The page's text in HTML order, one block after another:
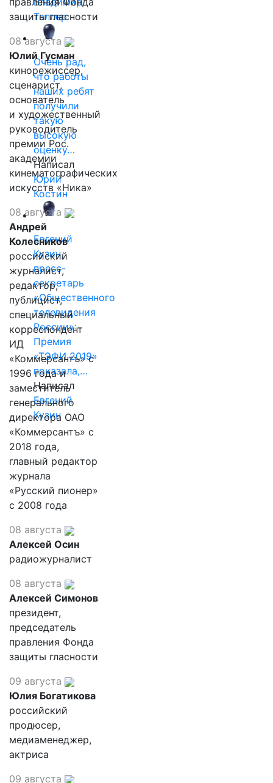
Таллер
Очень рад,
что работы
наших ребят
получили
такую
высокую
оценку…
Написал
Юрий
Костин
Евгений
Кузин,
пресс-
секретарь
«Общественного
телевидения
России»:
Премия
«ТЭФИ 2019»
показала,…
Написал
Евгений
Кузин
защиты гласности
08 августа
Юлий Гусман
кинорежиссер,
сценарист,
основатель
и художественный
руководитель
премии Рос.
академии
кинематографических
искусств «Ника»
08 августа
Андрей
Колесников
российский
журналист,
редактор,
публицист,
специальный
корреспондент
ИД
«Коммерсантъ» с
1996 года и
заместитель
генерального
директора ОАО
«Коммерсантъ» с
2018 года,
главный редактор
журнала
«Русский пионер»
с 2008 года
08 августа
Алексей Осин
радиожурналист
08 августа
Алексей Симонов
президент,
председатель
правления Фонда
защиты гласности
09 августа
Юлия Богатикова
российский
продюсер,
медиаменеджер,
актриса
09 августа